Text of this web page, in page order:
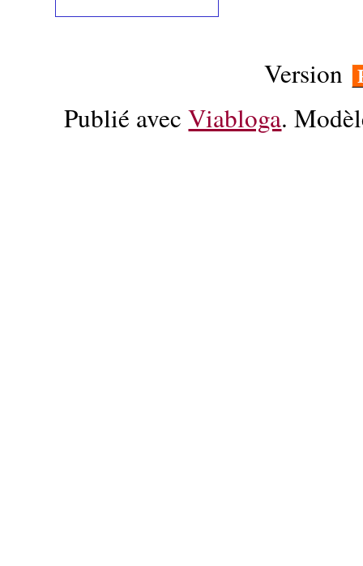
Version
Publié avecViabloga.